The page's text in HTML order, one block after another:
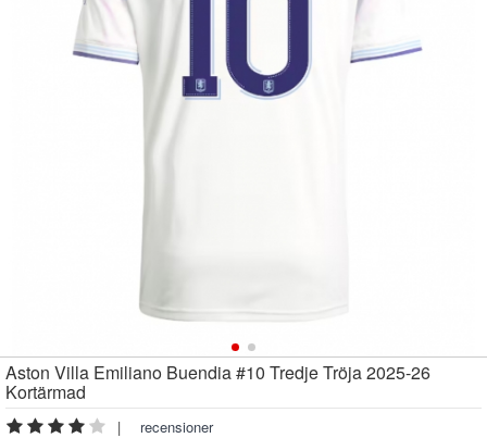
Aston Villa Emiliano Buendia #10 Tredje Tröja 2025-26
Kortärmad
| recensioner